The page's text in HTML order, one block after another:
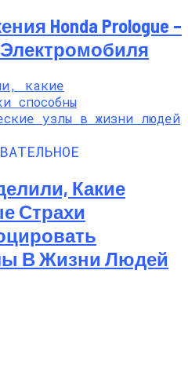
Honda Prologue –
Какие
Страхи
В Жизни Людей